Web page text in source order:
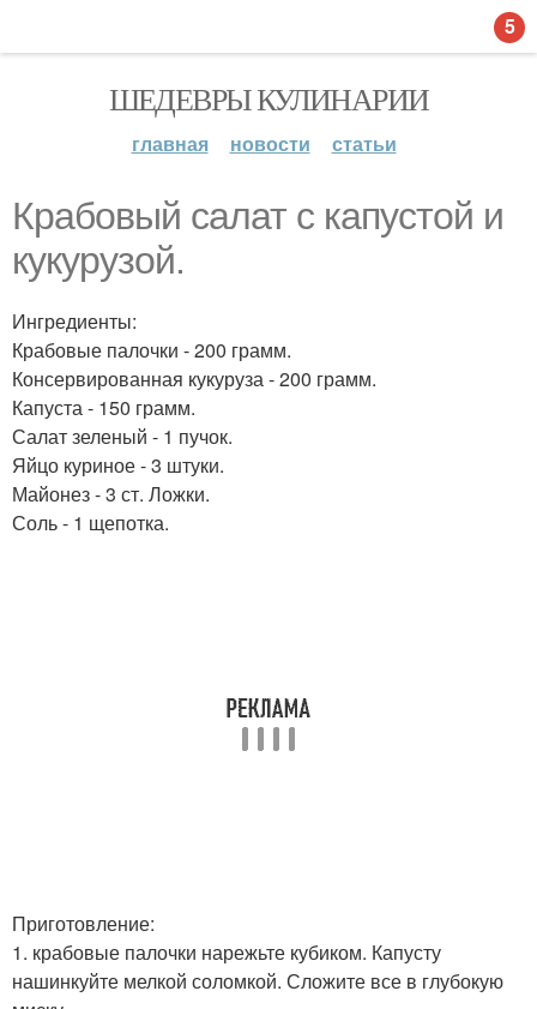
ШЕДЕВРЫ КУЛИНАРИИ
главная новости статьи
Крабовый салат с капустой и
кукурузой.
Ингредиенты:
Крабовые палочки - 200 грамм.
Консервированная кукуруза - 200 грамм.
Капуста - 150 грамм.
Салат зеленый - 1 пучок.
Яйцо куриное - 3 штуки.
Майонез - 3 ст. Ложки.
Соль - 1 щепотка.
Приготовление:
1. крабовые палочки нарежьте кубиком. Капусту
нашинкуйте мелкой соломкой. Сложите все в глубокую
5